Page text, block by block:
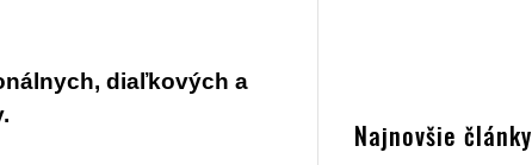
diaľkových a
Najnovšie články